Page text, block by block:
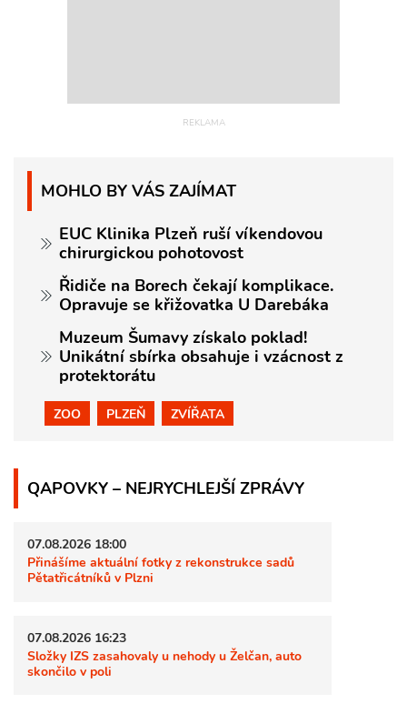
MOHLO BY VÁS ZAJÍMAT
EUC Klinika Plzeň ruší víkendovou
chirurgickou pohotovost
Řidiče na Borech čekají komplikace.
Opravuje se křižovatka U Darebáka
Muzeum Šumavy získalo poklad!
Unikátní sbírka obsahuje i vzácnost z
protektorátu
ZOO PLZEŇ ZVÍŘATA
QAPOVKY – NEJRYCHLEJŠÍ ZPRÁVY
07.08.2026 18:00
Přinášíme aktuální fotky z rekonstrukce sadů
Pětatřicátníků v Plzni
07.08.2026 16:23
Složky IZS zasahovaly u nehody u Želčan, auto
skončilo v poli